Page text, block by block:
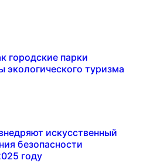
городские парки
экологического туризма
искусственный
безопасности
году